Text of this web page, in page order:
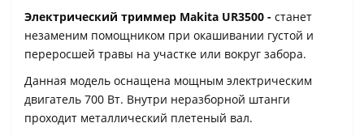
Электрический триммер Makita UR3500 - станет
незаменим помощником при окашивании густой и
переросшей травы на участке или вокруг забора.
Данная модель оснащена мощным электрическим
двигатель 700 Вт. Внутри неразборной штанги
проходит металлический плетеный вал.